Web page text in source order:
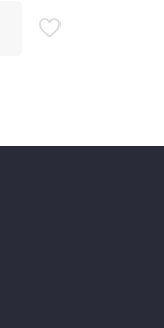
prețuri: